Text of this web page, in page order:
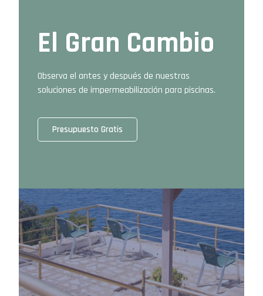
El Gran Cambio
Observa el antes y después de nuestras
soluciones de impermeabilización para piscinas.
Presupuesto Gratis